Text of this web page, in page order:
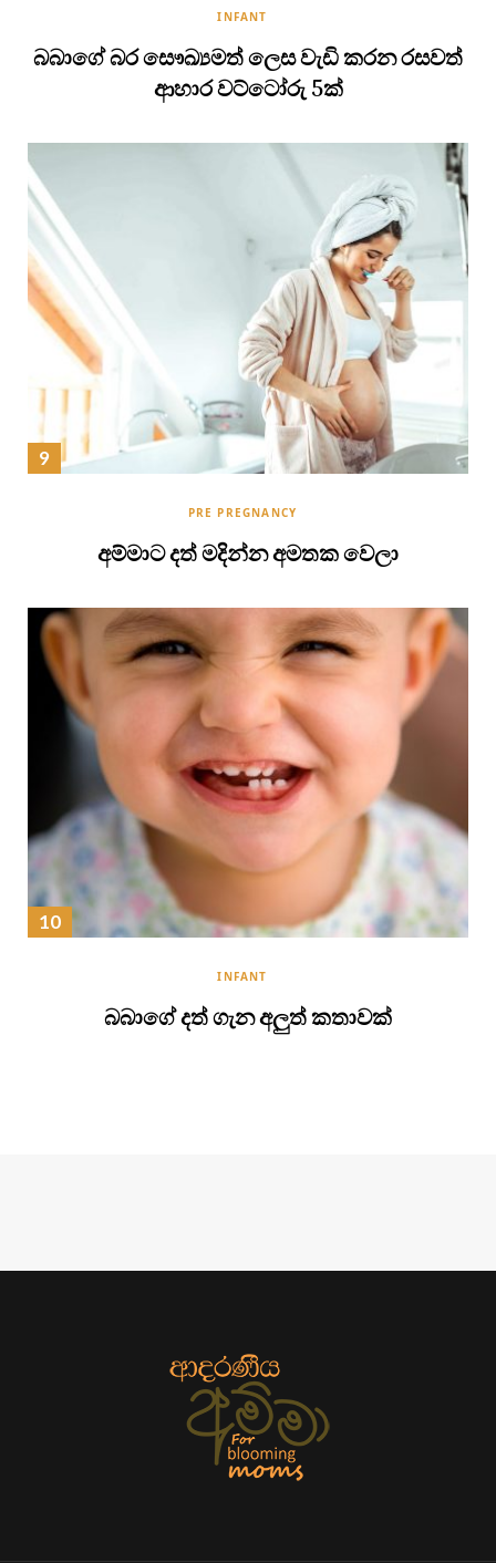
INFANT
බබාගේ බර සෞඛ්‍යමත් ලෙස වැඩි කරන රසවත්
ආහාර වට්ටෝරු 5ක්
PRE PREGNANCY
අම්මාට දත් මදින්න අමතක වෙලා
INFANT
බබාගේ දත් ගැන අලුත් කතාවක්